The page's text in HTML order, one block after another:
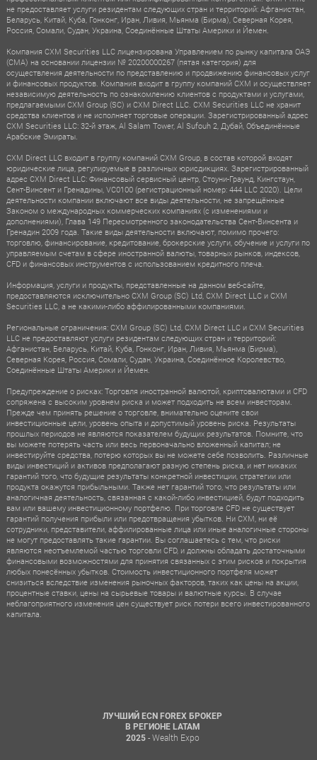
не предоставляет услуги резидентам следующих стран и территорий: Афганистан,
Беларусь, Китай, Куба, Гонконг, Иран, Ливия, Мьянма (Бирма), Северная Корея,
Россия, Сомали, Судан, Украина, Соединённые Штаты Америки и Йемен.
Компания CXM Securities LLC лицензирована Управлением по рынку капитала ОАЭ
(CMA) на основании лицензии № 20200000267 (пятая категория) для
осуществления деятельности по представлению и продвижению финансовых услуг
и финансовых продуктов. Компания входит в группу компаний CXM и осуществляет
независимую деятельность по ознакомлению клиентов с продуктами и услугами,
предлагаемыми CXM Group (SC) и CXM Direct LLC. CXM Securities LLC не хранит
средства клиентов и не исполняет торговые операции. Зарегистрированный адрес
CXM Securities LLC: 32-й этаж, Al Salam Tower, Al Sufouh 2, Дубай, Объединённые
Арабские Эмираты.
CXM Direct LLC входит в группу компаний CXM Group, в состав которой входят
юридические лица, регулируемые в различных юрисдикциях. Зарегистрированный
адрес CXM Direct LLC: Финансовый сервисный центр, Стоуни-Граунд, Кингстаун,
Сент-Винсент и Гренадины, VC0100 (регистрационный номер: 444 LLC 2020). Цели
деятельности компании включают все виды деятельности, не запрещённые
Законом о международных коммерческих компаниях (с изменениями и
дополнениями), Глава 149 Пересмотренного законодательства Сент-Винсента и
Гренадин 2009 года. Такие виды деятельности включают, помимо прочего:
торговлю, финансирование, кредитование, брокерские услуги, обучение и услуги по
управляемым счетам в сфере иностранной валюты, товарных рынков, индексов,
CFD и финансовых инструментов с использованием кредитного плеча.
Информация, услуги и продукты, представленные на данном веб-сайте,
предоставляются исключительно CXM Group (SC) Ltd, CXM Direct LLC и CXM
Securities LLC, а не какими-либо аффилированными компаниями.
Региональные ограничения: CXM Group (SC) Ltd, CXM Direct LLC и CXM Securities
LLC не предоставляют услуги резидентам следующих стран и территорий:
Афганистан, Беларусь, Китай, Куба, Гонконг, Иран, Ливия, Мьянма (Бирма),
Северная Корея, Россия, Сомали, Судан, Украина, Соединённое Королевство,
Соединённые Штаты Америки и Йемен.
Предупреждение о рисках: Торговля иностранной валютой, криптовалютами и CFD
сопряжена с высоким уровнем риска и может подходить не всем инвесторам.
Прежде чем принять решение о торговле, внимательно оцените свои
инвестиционные цели, уровень опыта и допустимый уровень риска. Результаты
прошлых периодов не являются показателем будущих результатов. Помните, что
вы можете потерять часть или весь первоначально вложенный капитал; не
инвестируйте средства, потерю которых вы не можете себе позволить. Различные
виды инвестиций и активов предполагают разную степень риска, и нет никаких
гарантий того, что будущие результаты конкретной инвестиции, стратегии или
продукта окажутся прибыльными. Также нет гарантий того, что результаты или
аналогичная деятельность, связанная с какой-либо инвестицией, будут подходить
вам или вашему инвестиционному портфелю. При торговле CFD не существует
гарантий получения прибыли или предотвращения убытков. Ни CXM, ни её
сотрудники, представители, аффилированные лица или иные аналогичные стороны
не могут предоставлять такие гарантии. Вы соглашаетесь с тем, что риски
являются неотъемлемой частью торговли CFD, и должны обладать достаточными
финансовыми возможностями для принятия связанных с этим рисков и покрытия
любых понесённых убытков. Стоимость инвестиционного портфеля может
снизиться вследствие изменения рыночных факторов, таких как цены на акции,
процентные ставки, цены на сырьевые товары и валютные курсы. В случае
неблагоприятного изменения цен существует риск потери всего инвестированного
капитала.
ЛУЧШИЙ ECN FOREX БРОКЕР
В РЕГИОНЕ LATAM
2025- Wealth Expo